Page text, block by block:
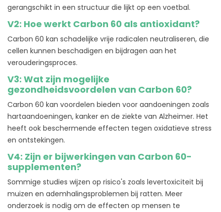
gerangschikt in een structuur die lijkt op een voetbal.
V2: Hoe werkt Carbon 60 als antioxidant?
Carbon 60 kan schadelijke vrije radicalen neutraliseren, die
cellen kunnen beschadigen en bijdragen aan het
verouderingsproces.
V3: Wat zijn mogelijke
gezondheidsvoordelen van Carbon 60?
Carbon 60 kan voordelen bieden voor aandoeningen zoals
hartaandoeningen, kanker en de ziekte van Alzheimer. Het
heeft ook beschermende effecten tegen oxidatieve stress
en ontstekingen.
V4: Zijn er bijwerkingen van Carbon 60-
supplementen?
Sommige studies wijzen op risico's zoals levertoxiciteit bij
muizen en ademhalingsproblemen bij ratten. Meer
onderzoek is nodig om de effecten op mensen te